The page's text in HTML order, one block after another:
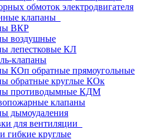
обмоток электродвигателя
клапаны
ВКР
воздушные
лепестковые КЛ
клапаны
КОп обратные прямоугольные
обратные круглые КОк
противодымные КДМ
клапаны
дымоудаления
для вентиляции
гибкие круглые